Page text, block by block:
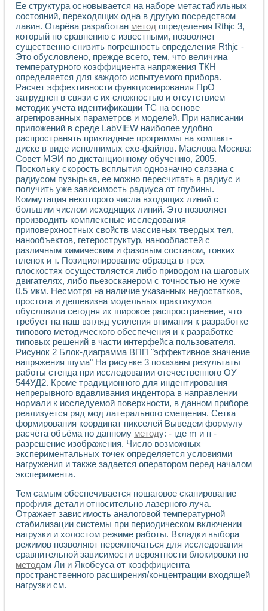
Ее структура основывается на наборе метастабильных
состояний, переходящих одна в другую посредством
лавин. Огарёва разработан метод определения Rthjc 3,
который по сравнению с известными, позволяет
существенно снизить погрешность определения Rthjc -
Это обусловлено, прежде всего, тем, что величина
температурного коэффициента напряжения ТКН
определяется для каждого испытуемого прибора.
Расчет эффективности функционирования ПрО
затруднен в связи с их сложностью и отсутствием
методик учета идентификации ТС на основе
агрегированных параметров и моделей. При написании
приложений в среде LabVlEW наиболее удобно
распространять прикладные программы на компакт-
диске в виде исполнимых ехе-файлов. Маслова Москва:
Совет МЭИ по дистанционному обучению, 2005.
Поскольку скорость всплытия однозначно связана с
радиусом пузырька, ее можно пересчитать в радиус и
получить уже зависимость радиуса от глубины.
Коммутация некоторого числа входящих линий с
большим числом исходящих линий. Это позволяет
производить комплексные исследования
приповерхностных свойств массивных твердых тел,
нанообъектов, гетероструктур, нанообластей с
различным химическим и фазовым составом, тонких
пленок и т. Позиционирование образца в трех
плоскостях осуществляется либо приводом на шаговых
двигателях, либо пьезосканером с точностью не хуже
0,5 мкм. Несмотря на наличие указанных недостатков,
простота и дешевизна модельных практикумов
обусловила сегодня их широкое распространение, что
требует на наш взгляд усиления внимания к разработке
типового методического обеспечения и к разработке
типовых решений в части интерфейса пользователя.
Рисунок 2 Блок-диаграмма ВПП "эффективное значение
напряжения шума" На рисунке 3 показаны результаты
работы стенда при исследовании отечественного ОУ
544УД2. Кроме традиционного для индентирования
непрерывного вдавливания индентора в направлении
нормали к исследуемой поверхности, в данном приборе
реализуется ряд мод латерального смещения. Сетка
формирования координат пикселей Выведем формулу
расчёта объёма по данному методу: - где m и п -
разрешение изображения. Число возможных
экспериментальных точек определяется условиями
нагружения и также задается оператором перед началом
эксперимента.
Тем самым обеспечивается пошаговое сканирование
профиля детали относительно лазерного луча.
Отражает зависимость аналоговой температурной
стабилизации системы при периодическом включении
нагрузки и холостом режиме работы. Вкладки выбора
режимов позволяют переключаться для исследования
сравнительной зависимости вероятности блокировки по
методам Ли и Якобеуса от коэффициента
пространственного расширения/концентрации входящей
нагрузки см.